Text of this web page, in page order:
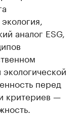
аналог ESG,
перед
критериев —